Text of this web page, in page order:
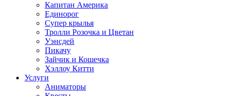
Капитан Америка
Единорог
Супер крылья
Тролли Розочка и Цветан
Уэнсдей
Пикачу
Зайчик и Кошечка
Хэллоу Китти
Услуги
Аниматоры